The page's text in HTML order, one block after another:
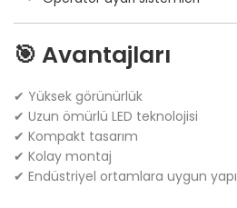
🎯 Avantajları
✔ Yüksek görünürlük
✔ Uzun ömürlü LED teknolojisi
✔ Kompakt tasarım
✔ Kolay montaj
✔ Endüstriyel ortamlara uygun yapı